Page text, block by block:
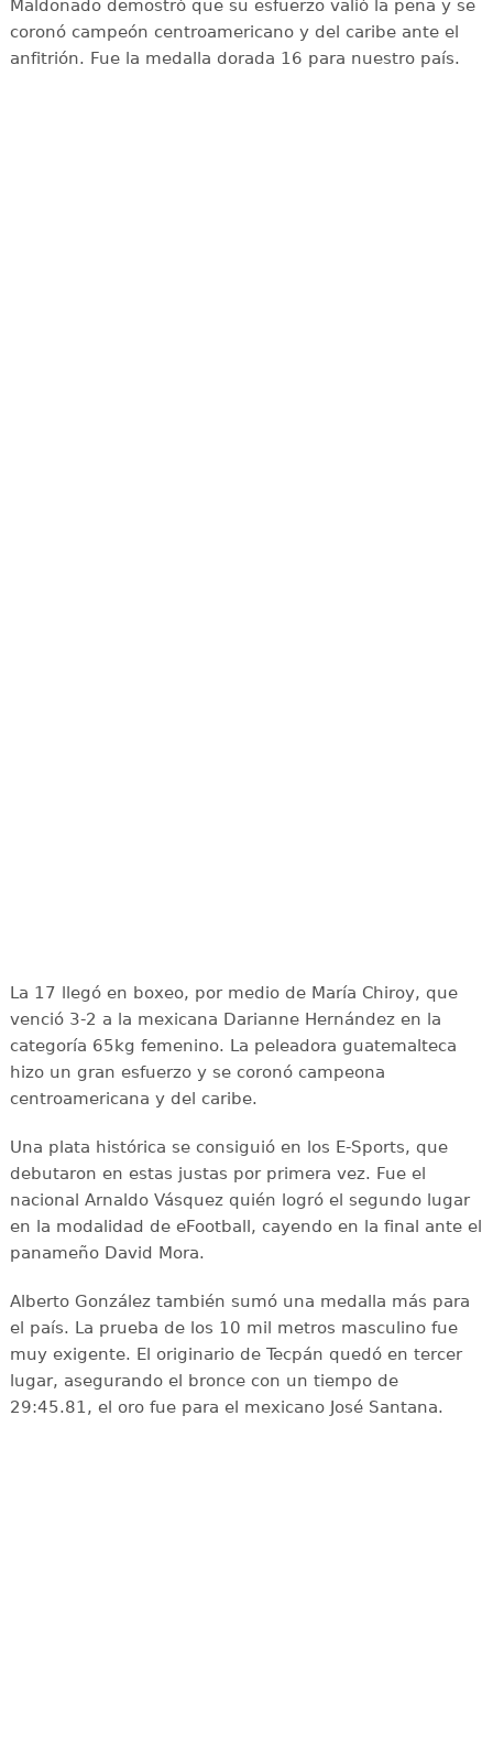
Maldonado demostró que su esfuerzo valió la pena y se
coronó campeón centroamericano y del caribe ante el
anfitrión. Fue la medalla dorada 16 para nuestro país.
La 17 llegó en boxeo, por medio de María Chiroy, que
venció 3-2 a la mexicana Darianne Hernández en la
categoría 65kg femenino. La peleadora guatemalteca
hizo un gran esfuerzo y se coronó campeona
centroamericana y del caribe.
Una plata histórica se consiguió en los E-Sports, que
debutaron en estas justas por primera vez. Fue el
nacional Arnaldo Vásquez quién logró el segundo lugar
en la modalidad de eFootball, cayendo en la final ante el
panameño David Mora.
Alberto González también sumó una medalla más para
el país. La prueba de los 10 mil metros masculino fue
muy exigente. El originario de Tecpán quedó en tercer
lugar, asegurando el bronce con un tiempo de
29:45.81, el oro fue para el mexicano José Santana.